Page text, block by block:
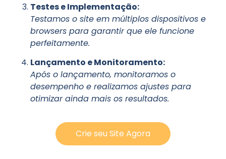
Testes e Implementação:
Testamos o site em múltiplos dispositivos e
browsers para garantir que ele funcione
perfeitamente.
Lançamento e Monitoramento:
Após o lançamento, monitoramos o
desempenho e realizamos ajustes para
otimizar ainda mais os resultados.
Crie seu Site Agora